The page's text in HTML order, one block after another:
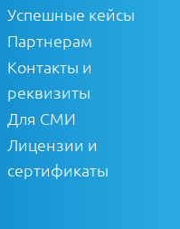
Успешные кейсы
Партнерам
Контакты и
реквизиты
Для СМИ
Лицензии и
сертификаты